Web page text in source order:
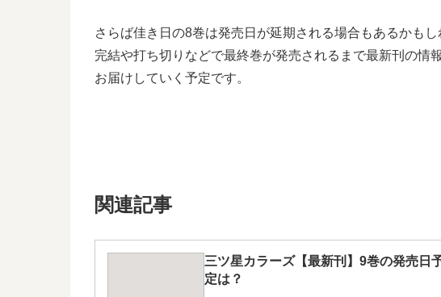
さらば佳き日の8巻は発売日が延期される場合もあるかも
完結や打ち切りなどで最終巻が発売されるまで最新刊の
お届けしていく予定です。
関連記事
三ツ星カラーズ【最新刊】9巻の発売日
定は？